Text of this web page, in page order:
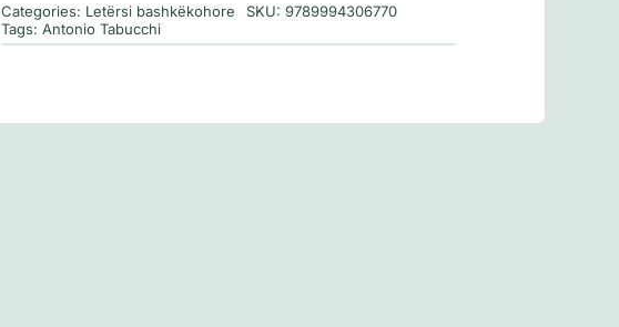
Categories: Letërsi bashkëkohore SKU: 9789994306770
Tags: Antonio Tabucchi